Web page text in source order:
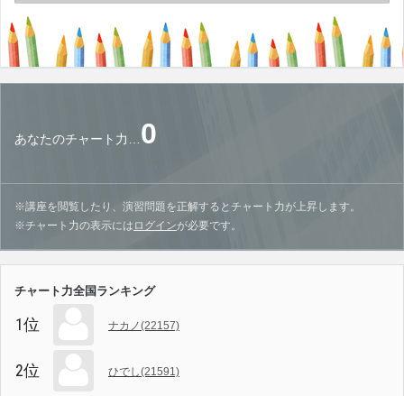
あなたのチャート力… 0
※講座を閲覧したり、演習問題を正解するとチャート力が上昇します。
※チャート力の表示には ログインが必要です。
チャート力全国ランキング
1位 ナカノ(22157)
2位 ひでし(21591)